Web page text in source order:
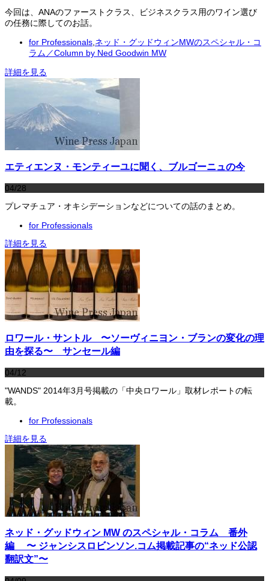
今回は、ANAのファーストクラス、ビジネスクラス用のワイン選び
の任務に際してのお話。
for Professionals,ネッド・グッドウィンMWのスペシャル・コ
ラム／Column by Ned Goodwin MW
詳細を見る
エティエンヌ・モンティーユに聞く、ブルゴーニュの今
04/28
プレマチュア・オキシデーションなどについての話のまとめ。
for Professionals
詳細を見る
ロワール・サントル 〜ソーヴィニヨン・ブランの変化の理
由を探る〜 サンセール編
04/12
"WANDS" 2014年3月号掲載の「中央ロワール」取材レポートの転
載。
for Professionals
詳細を見る
ネッド・グッドウィン MW のスペシャル・コラム 番外
編 〜 ジャンシスロビンソン.コム掲載記事の“ネッド公認
翻訳文”〜